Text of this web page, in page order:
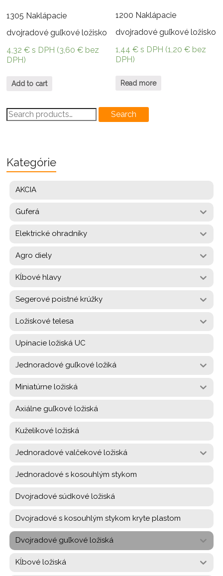
1305 Naklápacie
dvojradové guľkové ložisko
4,32€ s DPH (3,60€ bez
DPH)
Add to cart
1200 Naklápacie
dvojradové guľkové ložisko
1,44€ s DPH (1,20€ bez
DPH)
Read more
Search
for:
Search
Kategórie
AKCIA
Guferá
Elektrické ohradníky
Agro diely
Kĺbové hlavy
Segerové poistné krúžky
Ložiskové telesa
Upínacie ložiská UC
Jednoradové guľkové ložiká
Miniatúrne ložiská
Axiálne guľkové ložiská
Kuželíkové ložiská
Jednoradové valčekové ložiská
Jednoradové s kosouhlým stykom
Dvojradové súdkové ložiská
Dvojradové s kosouhlým stykom kryte plastom
Dvojradové guľkové ložiská
Kĺbové ložiská